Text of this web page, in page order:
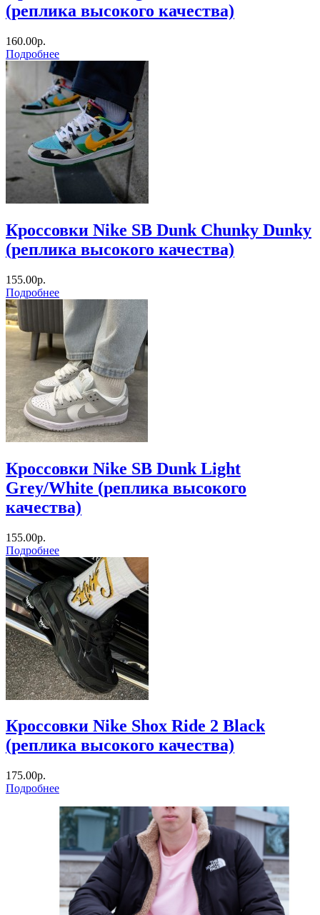
(реплика высокого качества)
160.00р.
Подробнее
Кроссовки Nike SB Dunk Chunky Dunky
(реплика высокого качества)
155.00р.
Подробнее
Кроссовки Nike SB Dunk Light
Grey/White (реплика высокого
качества)
155.00р.
Подробнее
Кроссовки Nike Shox Ride 2 Black
(реплика высокого качества)
175.00р.
Подробнее